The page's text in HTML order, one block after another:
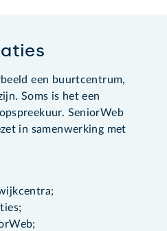
een buurtcentrum,
Soms is het een
SeniorWeb
in samenwerking met